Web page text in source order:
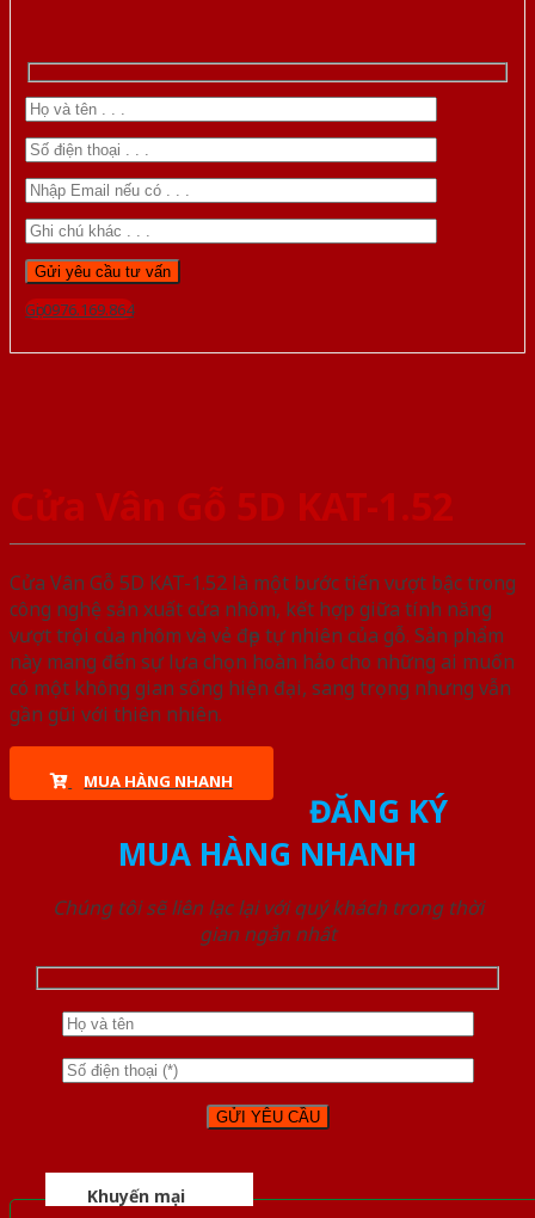
Gọi 0976.169.864
Cửa Vân Gỗ 5D KAT-1.52
Cửa Vân Gỗ 5D KAT-1.52 là một bước tiến vượt bậc trong
công nghệ sản xuất cửa nhôm, kết hợp giữa tính năng
vượt trội của nhôm và vẻ đẹp tự nhiên của gỗ. Sản phẩm
này mang đến sự lựa chọn hoàn hảo cho những ai muốn
có một không gian sống hiện đại, sang trọng nhưng vẫn
gần gũi với thiên nhiên.
MUA HÀNG NHANH
ĐĂNG KÝ
MUA HÀNG NHANH
Chúng tôi sẽ liên lạc lại với quý khách trong thời
gian ngắn nhất
Khuyến mại